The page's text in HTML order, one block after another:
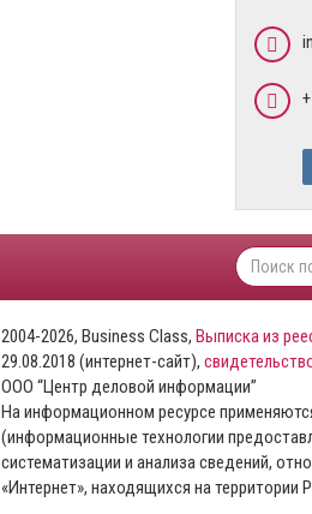
2004-2026, Business Class, Выписка из
29.08.2018 (интернет-сайт),
ООО “Центр деловой информации”
На информационном ресурсе
(информационные технологии
систематизации и анализа сведений,
«Интернет», находящихся на территории